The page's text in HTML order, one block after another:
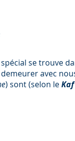
se trouve
avec
) sont (selon le